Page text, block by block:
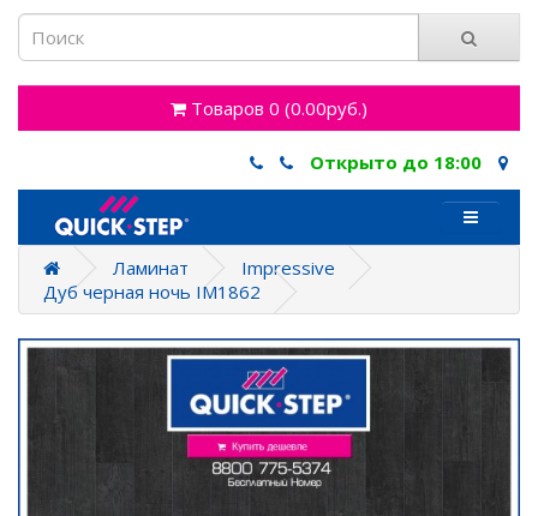
Товаров 0 (0.00руб.)
Открыто до 18:00
Ламинат
Impressive
Дуб черная ночь IM1862